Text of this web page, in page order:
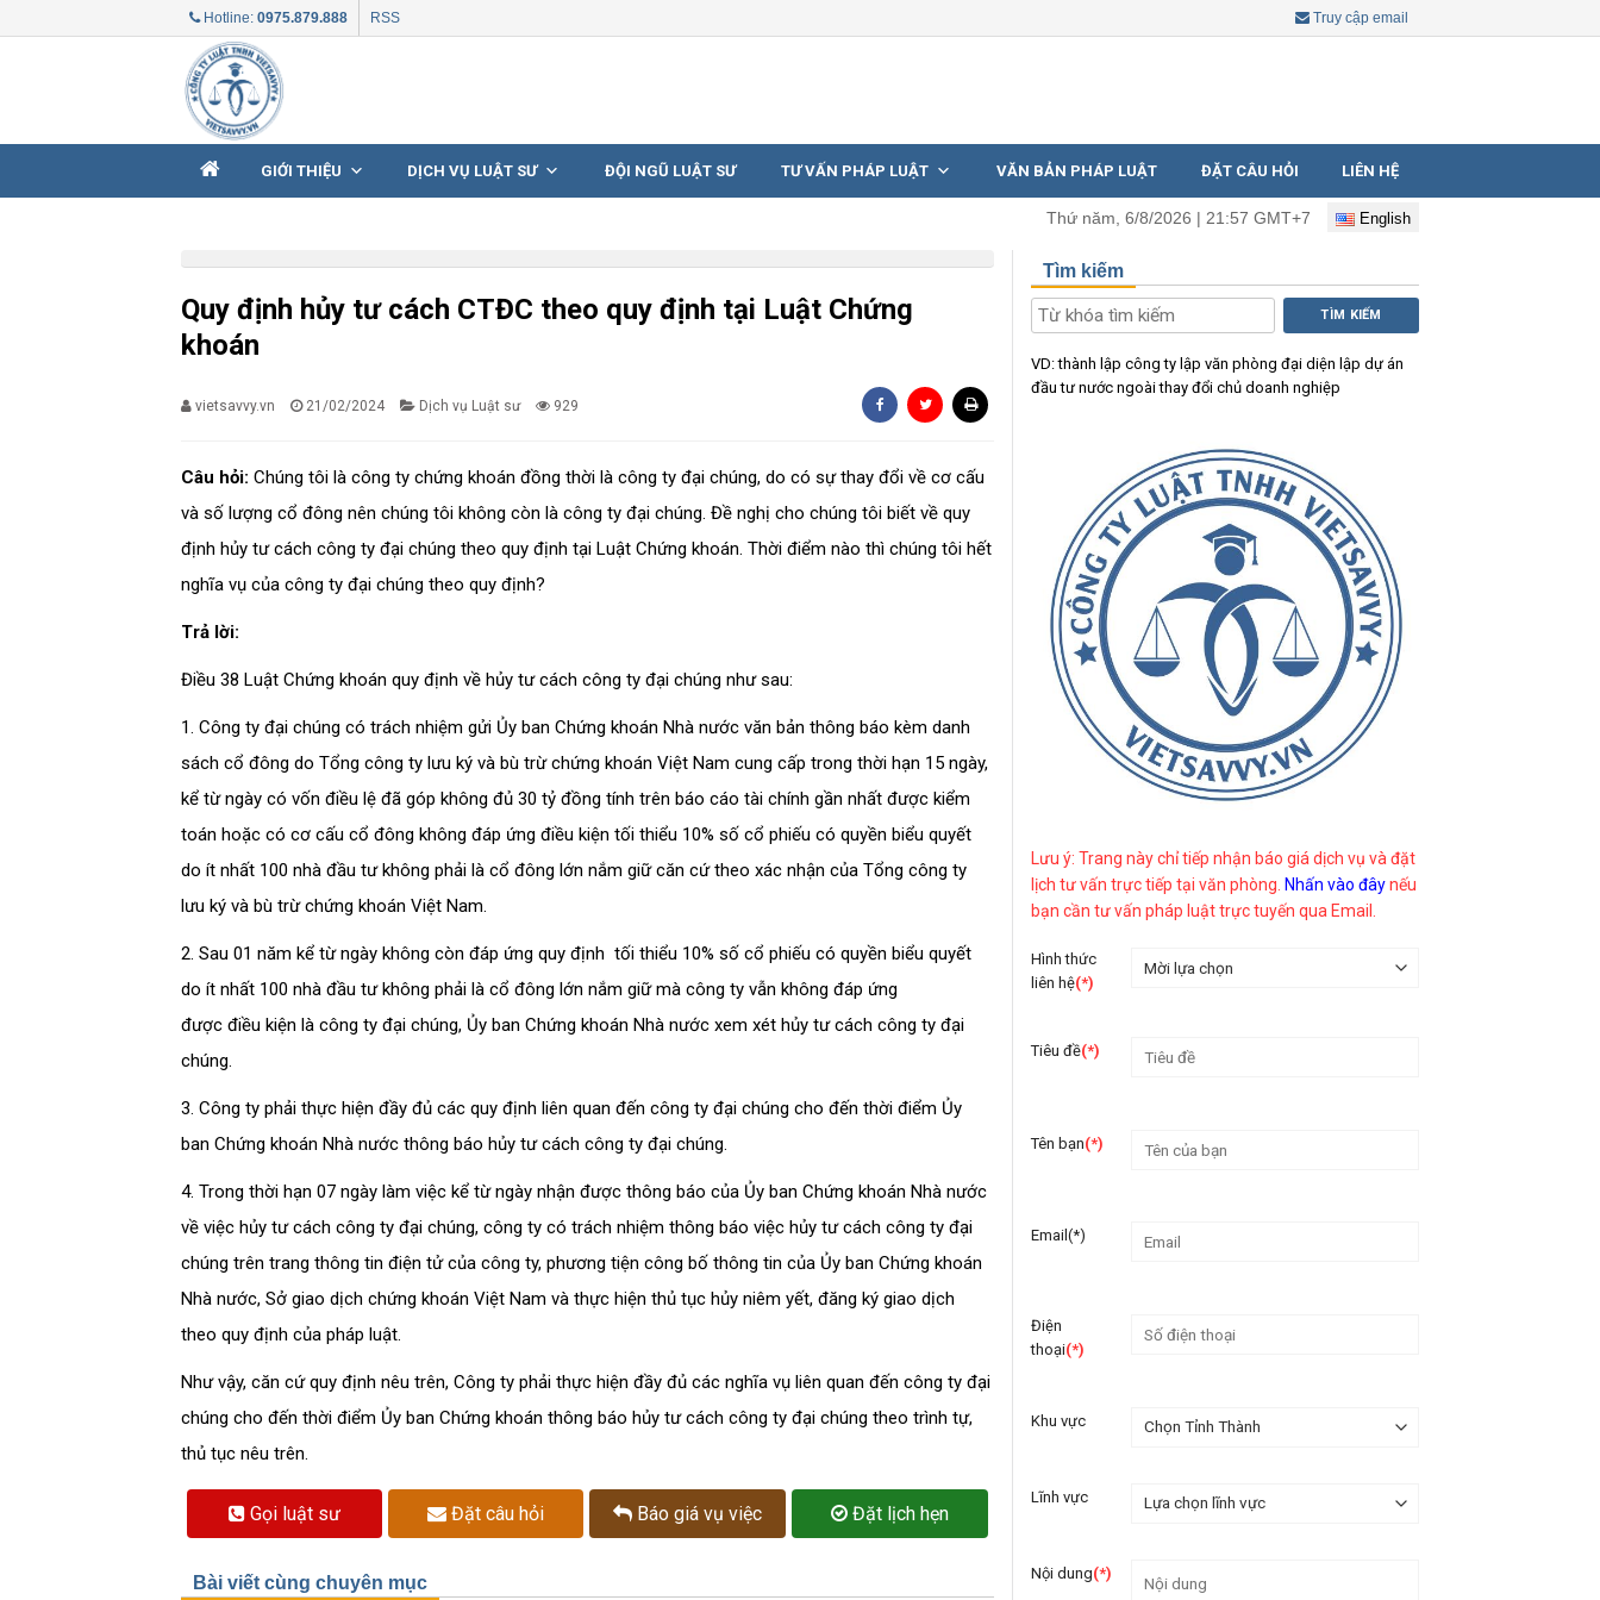
to
Hotline: 0975.879.888 RSS Truy cập email
GIỚI THIỆU DỊCH VỤ LUẬT SƯ ĐỘI NGŨ LUẬT SƯ TƯ VẤN PHÁP LUẬT VĂN BẢN PHÁP LUẬT ĐẶT CÂU HỎI LIÊN HỆ
Thứ năm, 6/8/2026 | 21:57 GMT+7 English
Quy định hủy tư cách CTĐC theo quy định tại Luật Chứng
khoán
vietsavvy.vn 21/02/2024 Dịch vụ Luật sư 929
Câu hỏi: Chúng tôi là công ty chứng khoán đồng thời là công ty đại chúng, do có sự thay đổi về cơ cấu
và số lượng cổ đông nên chúng tôi không còn là công ty đại chúng. Đề nghị cho chúng tôi biết về quy
định hủy tư cách công ty đại chúng theo quy định tại Luật Chứng khoán. Thời điểm nào thì chúng tôi hết
nghĩa vụ của công ty đại chúng theo quy định?
Trả lời:
Điều 38 Luật Chứng khoán quy định về hủy tư cách công ty đại chúng như sau:
1. Công ty đại chúng có trách nhiệm gửi Ủy ban Chứng khoán Nhà nước văn bản thông báo kèm danh
sách cổ đông do Tổng công ty lưu ký và bù trừ chứng khoán Việt Nam cung cấp trong thời hạn 15 ngày,
kể từ ngày có vốn điều lệ đã góp không đủ 30 tỷ đồng tính trên báo cáo tài chính gần nhất được kiểm
toán hoặc có cơ cấu cổ đông không đáp ứng điều kiện tối thiểu 10% số cổ phiếu có quyền biểu quyết
do ít nhất 100 nhà đầu tư không phải là cổ đông lớn nắm giữ căn cứ theo xác nhận của Tổng công ty
lưu ký và bù trừ chứng khoán Việt Nam.
2. Sau 01 năm kể từ ngày không còn đáp ứng quy định tối thiểu 10% số cổ phiếu có quyền biểu quyết
do ít nhất 100 nhà đầu tư không phải là cổ đông lớn nắm giữ mà công ty vẫn không đáp ứng
được điều kiện là công ty đại chúng, Ủy ban Chứng khoán Nhà nước xem xét hủy tư cách công ty đại
chúng.
3. Công ty phải thực hiện đầy đủ các quy định liên quan đến công ty đại chúng cho đến thời điểm Ủy
ban Chứng khoán Nhà nước thông báo hủy tư cách công ty đại chúng.
4. Trong thời hạn 07 ngày làm việc kể từ ngày nhận được thông báo của Ủy ban Chứng khoán Nhà nước
về việc hủy tư cách công ty đại chúng, công ty có trách nhiệm thông báo việc hủy tư cách công ty đại
chúng trên trang thông tin điện tử của công ty, phương tiện công bố thông tin của Ủy ban Chứng khoán
Nhà nước, Sở giao dịch chứng khoán Việt Nam và thực hiện thủ tục hủy niêm yết, đăng ký giao dịch
theo quy định của pháp luật.
Như vậy, căn cứ quy định nêu trên, Công ty phải thực hiện đầy đủ các nghĩa vụ liên quan đến công ty đại
chúng cho đến thời điểm Ủy ban Chứng khoán thông báo hủy tư cách công ty đại chúng theo trình tự,
thủ tục nêu trên.
Gọi luật sư Đặt câu hỏi Báo giá vụ việc Đặt lịch hẹn
Bài viết cùng chuyên mục
Tìm kiếm
TÌM KIẾM
VD:thành lập công tylập văn phòng đại diệnlập dự án
đầu tư nước ngoàithay đổi chủ doanh nghiệp
Lưu ý: Trang này chỉ tiếp nhận báo giá dịch vụ và đặt
lịch tư vấn trực tiếp tại văn phòng. Nhấn vào đâynếu
bạn cần tư vấn pháp luật trực tuyến qua Email.
Hình thức
liên hệ(*)
Tiêu đề(*)
Tên bạn(*)
Email(*)
Điện
thoại(*)
Khu vực
Lĩnh vực
Nội dung(*)